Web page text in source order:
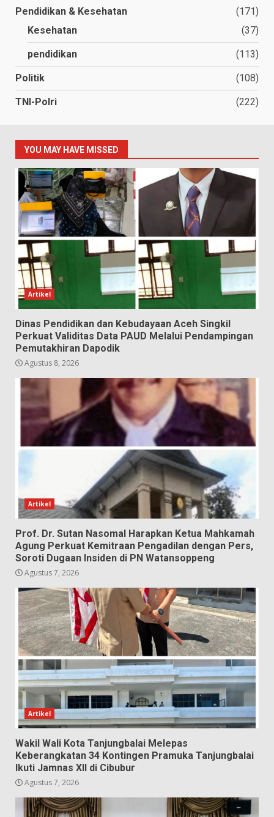
Pendidikan & Kesehatan
(171)
Kesehatan
(37)
pendidikan (113)
Politik (108)
TNI-Polri (222)
YOU MAY HAVE MISSED
Artikel
Dinas Pendidikan dan Kebudayaan Aceh Singkil
Perkuat Validitas Data PAUD Melalui Pendampingan
Pemutakhiran Dapodik
Agustus 8, 2026
Artikel
Prof. Dr. Sutan Nasomal Harapkan Ketua Mahkamah
Agung Perkuat Kemitraan Pengadilan dengan Pers,
Soroti Dugaan Insiden di PN Watansoppeng
Agustus 7, 2026
Artikel
Wakil Wali Kota Tanjungbalai Melepas
Keberangkatan 34 Kontingen Pramuka Tanjungbalai
Ikuti Jamnas XII di Cibubur
Agustus 7, 2026